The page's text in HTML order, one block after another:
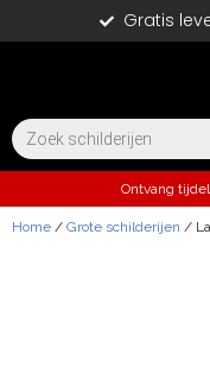
Gratis
Ontvang
Home / Grote schilderijen /